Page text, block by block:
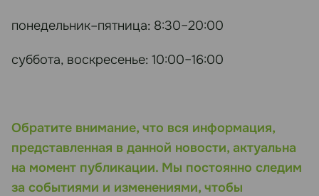
понедельник–пятница: 8:30–20:00
суббота, воскресенье: 10:00–16:00
Обратите внимание, что вся информация,
представленная в данной новости, актуальна
на момент публикации. Мы постоянно следим
за событиями и изменениями, чтобы